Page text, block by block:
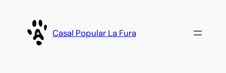
contingut
Casal Popular La Fura